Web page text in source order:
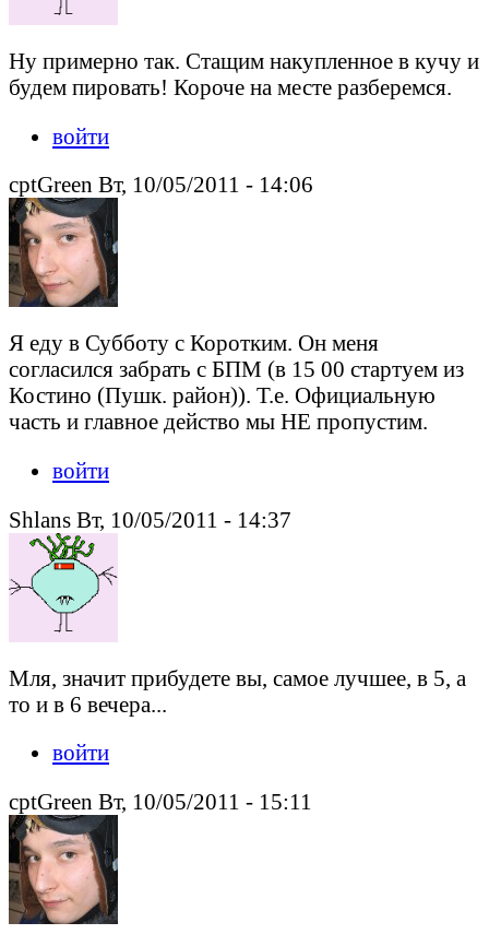
Ну примерно так. Стащим накупленное в кучу и
будем пировать! Короче на месте разберемся.
войти
cptGreen Вт, 10/05/2011 - 14:06
Я еду в Субботу с Коротким. Он меня
согласился забрать с БПМ (в 15 00 стартуем из
Костино (Пушк. район)). Т.е. Официальную
часть и главное действо мы НЕ пропустим.
войти
Shlans Вт, 10/05/2011 - 14:37
Мля, значит прибудете вы, самое лучшее, в 5, а
то и в 6 вечера...
войти
cptGreen Вт, 10/05/2011 - 15:11